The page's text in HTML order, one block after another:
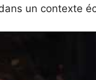
un contexte